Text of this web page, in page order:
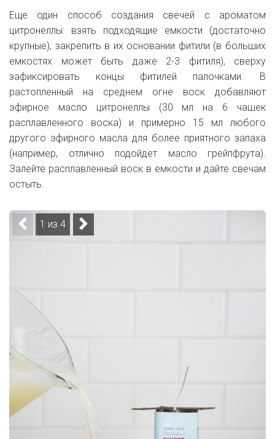
Еще один способ создания свечей с ароматом
цитронеллы: взять подходящие емкости (достаточно
крупные), закрепить в их основании фитили (в больших
емкостях может быть даже 2-3 фитиля), сверху
зафиксировать концы фитилей палочками. В
растопленный на среднем огне воск добавляют
эфирное масло цитронеллы (30 мл на 6 чашек
расплавленного воска) и примерно 15 мл любого
другого эфирного масла для более приятного запаха
(например, отлично подойдет масло грейпфрута).
Залейте расплавленный воск в емкости и дайте свечам
остыть.
1 из 4